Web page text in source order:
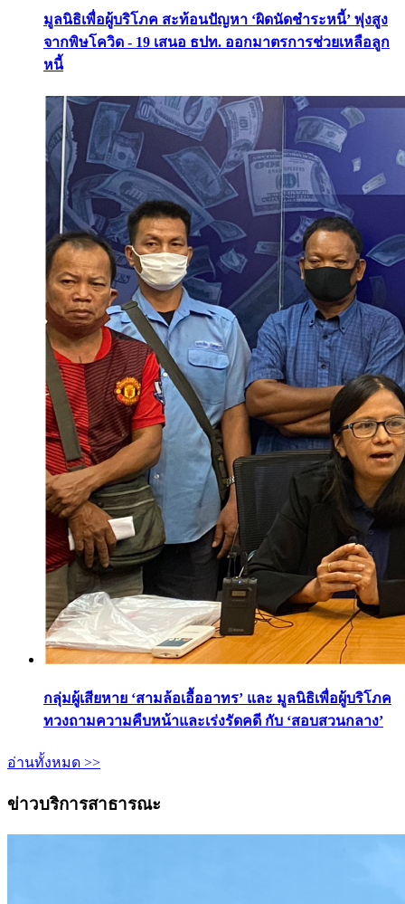
มูลนิธิเพื่อผู้บริโภค สะท้อนปัญหา ‘ผิดนัดชำระหนี้’ พุ่งสูง
จากพิษโควิด - 19 เสนอ ธปท. ออกมาตรการช่วยเหลือลูก
หนี้
กลุ่มผู้เสียหาย ‘สามล้อเอื้ออาทร’ และ มูลนิธิเพื่อผู้บริโภค
ทวงถามความคืบหน้าและเร่งรัดคดี กับ ‘สอบสวนกลาง’
อ่านทั้งหมด >>
ข่าวบริการสาธารณะ